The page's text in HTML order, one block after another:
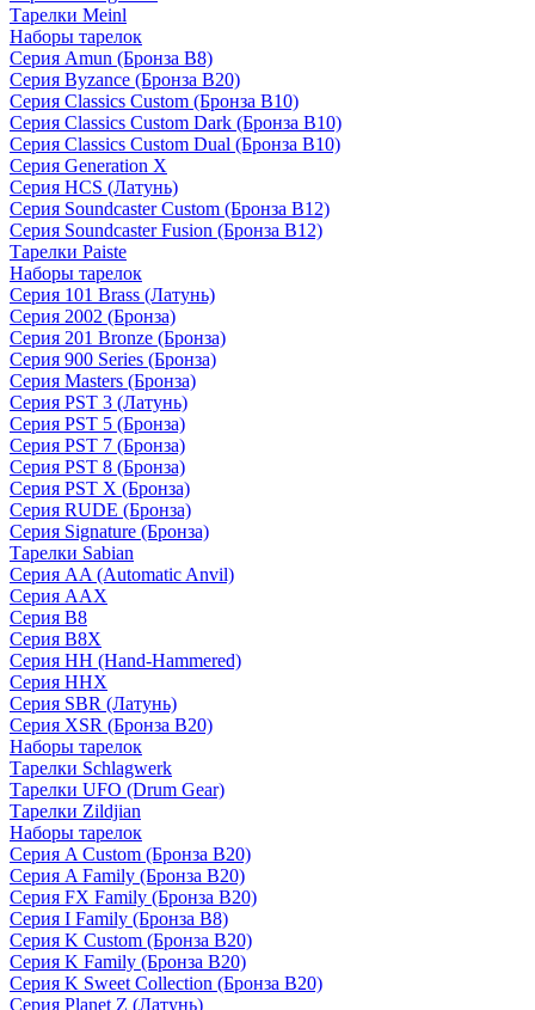
Тарелки Meinl
Наборы тарелок
Серия Amun (Бронза B8)
Серия Byzance (Бронза B20)
Серия Classics Custom (Бронза B10)
Серия Classics Custom Dark (Бронза B10)
Серия Classics Custom Dual (Бронза B10)
Серия Generation X
Серия HCS (Латунь)
Серия Soundcaster Custom (Бронза B12)
Серия Soundcaster Fusion (Бронза B12)
Тарелки Paiste
Наборы тарелок
Серия 101 Brass (Латунь)
Серия 2002 (Бронза)
Серия 201 Bronze (Бронза)
Серия 900 Series (Бронза)
Серия Masters (Бронза)
Серия PST 3 (Латунь)
Серия PST 5 (Бронза)
Серия PST 7 (Бронза)
Серия PST 8 (Бронза)
Серия PST X (Бронза)
Серия RUDE (Бронза)
Серия Signature (Бронза)
Тарелки Sabian
Серия AA (Automatic Anvil)
Серия AAX
Серия B8
Серия B8X
Серия HH (Hand-Hammered)
Серия HHX
Серия SBR (Латунь)
Серия XSR (Бронза B20)
Наборы тарелок
Тарелки Schlagwerk
Тарелки UFO (Drum Gear)
Тарелки Zildjian
Наборы тарелок
Серия A Custom (Бронза B20)
Серия A Family (Бронза B20)
Серия FX Family (Бронза B20)
Серия I Family (Бронза B8)
Серия K Custom (Бронза B20)
Серия K Family (Бронза B20)
Серия K Sweet Collection (Бронза B20)
Серия Planet Z (Латунь)